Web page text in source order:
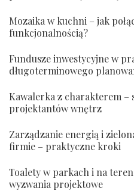
Mozaika w kuchni – jak
funkcjonalnością?
Fundusze inwestycyjne w
długoterminowego
Kawalerka z charakterem
projektantów wnętrz
Zarządzanie energią i
firmie – praktyczne kroki
Toalety w parkach i na
wyzwania projektowe